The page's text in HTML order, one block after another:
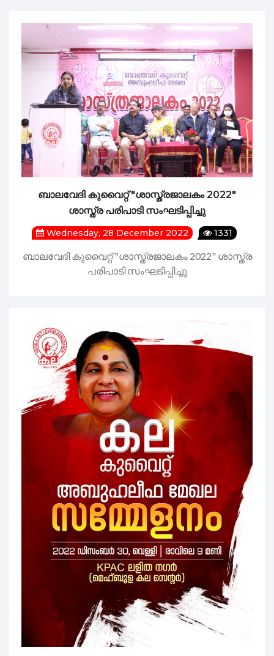
ബാലവേദി കുവൈറ്റ്‌ "ശാസ്ത്രജാലകം 2022"
ശാസ്ത്ര പരിപാടി സംഘടിപ്പിച്ചു
Wednesday, 28 December 2022 1331
ബാലവേദി കുവൈറ്റ്‌ "ശാസ്ത്രജാലകം 2022" ശാസ്ത്ര
പരിപാടി സംഘടിപ്പിച്ചു